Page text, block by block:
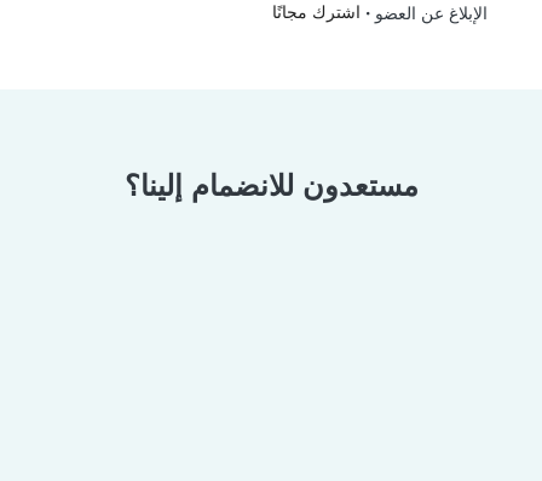
الإبلاغ عن العضو • اشترك مجانًا
مستعدون للانضمام إلينا؟